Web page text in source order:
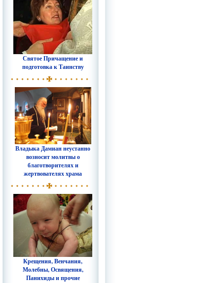
Святое Причащение и
подготовка к Таинству
Владыка Дамиан неустанно
возносит молитвы о
благотворителях и
жертвователях храма
Крещения, Венчания,
Молебны, Освящения,
Панихиды и прочие